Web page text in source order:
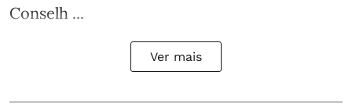
Conselh ...
Ver mais